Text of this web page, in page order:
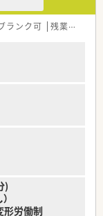
尊重し店舗運営や採
おり自分の頑張り
の枠にとらわれな
携を結び相互に刺
ランク可 残業なし(ほぼなし含む)
)
労働制